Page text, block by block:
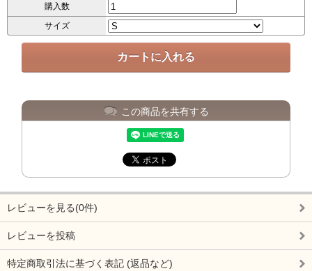
購入数
サイズ
この商品を共有する
レビューを見る(0件)
レビューを投稿
特定商取引法に基づく表記 (返品など)